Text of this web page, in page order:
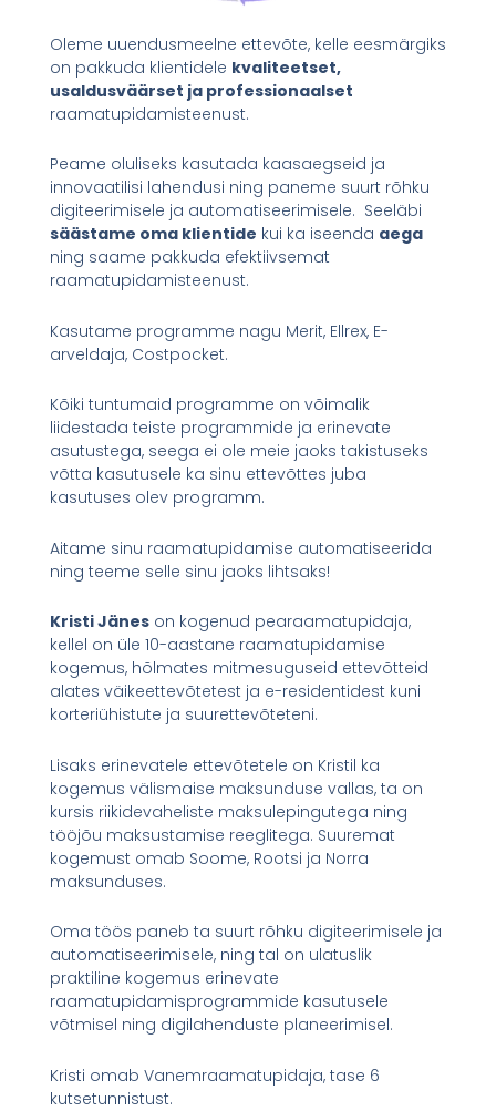
Oleme uuendusmeelne ettevõte, kelle eesmärgiks
on pakkuda klientidele kvaliteetset,
usaldusväärset ja professionaalset
raamatupidamisteenust.
Peame oluliseks kasutada kaasaegseid ja
innovaatilisi lahendusi ning paneme suurt rõhku
digiteerimisele ja automatiseerimisele. Seeläbi
säästame oma klientide kui ka iseenda aega
ning saame pakkuda efektiivsemat
raamatupidamisteenust.
Kasutame programme nagu Merit, Ellrex, E-
arveldaja, Costpocket.
Kõiki tuntumaid programme on võimalik
liidestada teiste programmide ja erinevate
asutustega, seega ei ole meie jaoks takistuseks
võtta kasutusele ka sinu ettevõttes juba
kasutuses olev programm.
Aitame sinu raamatupidamise automatiseerida
ning teeme selle sinu jaoks lihtsaks!
Kristi Jäneson kogenud pearaamatupidaja,
kellel on üle 10-aastane raamatupidamise
kogemus, hõlmates mitmesuguseid ettevõtteid
alates väikeettevõtetest ja e-residentidest kuni
korteriühistute ja suurettevõteteni.
Lisaks erinevatele ettevõtetele on Kristil ka
kogemus välismaise maksunduse vallas, ta on
kursis riikidevaheliste maksulepingutega ning
tööjõu maksustamise reeglitega. Suuremat
kogemust omab Soome, Rootsi ja Norra
maksunduses.
Oma töös paneb ta suurt rõhku digiteerimisele ja
automatiseerimisele, ning tal on ulatuslik
praktiline kogemus erinevate
raamatupidamisprogrammide kasutusele
võtmisel ning digilahenduste planeerimisel.
Kristi omab Vanemraamatupidaja, tase 6
kutsetunnistust.